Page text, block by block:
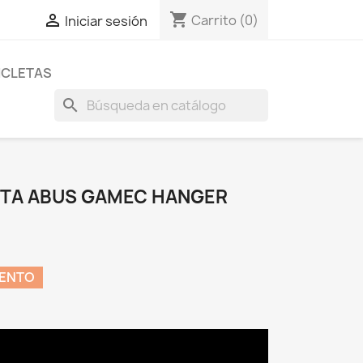
 Iniciar sesión shopping_cart Carrito (0)
search
ABUS GAMEC HANGER